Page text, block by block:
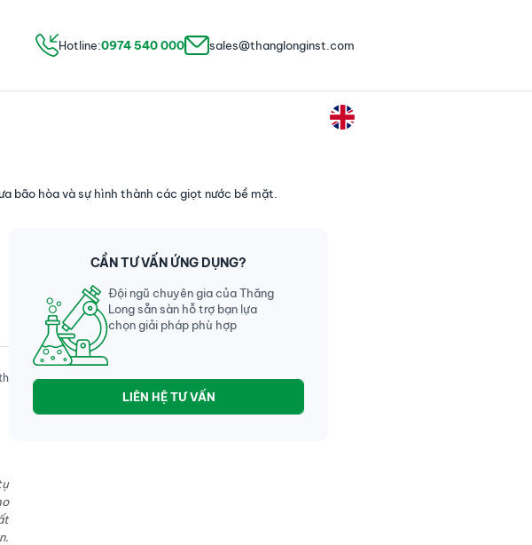
Hotline:0974 540 000 sales@thanglonginst.com
bão hòa và sự hình thành các giọt nước bề mặt.
CẦN TƯ VẤN ỨNG DỤNG?
Đội ngũ chuyên gia của Thăng
Long sẵn sàn hỗ trợ bạn lựa
chọn giải pháp phù hợp
LIÊN HỆ TƯ VẤN